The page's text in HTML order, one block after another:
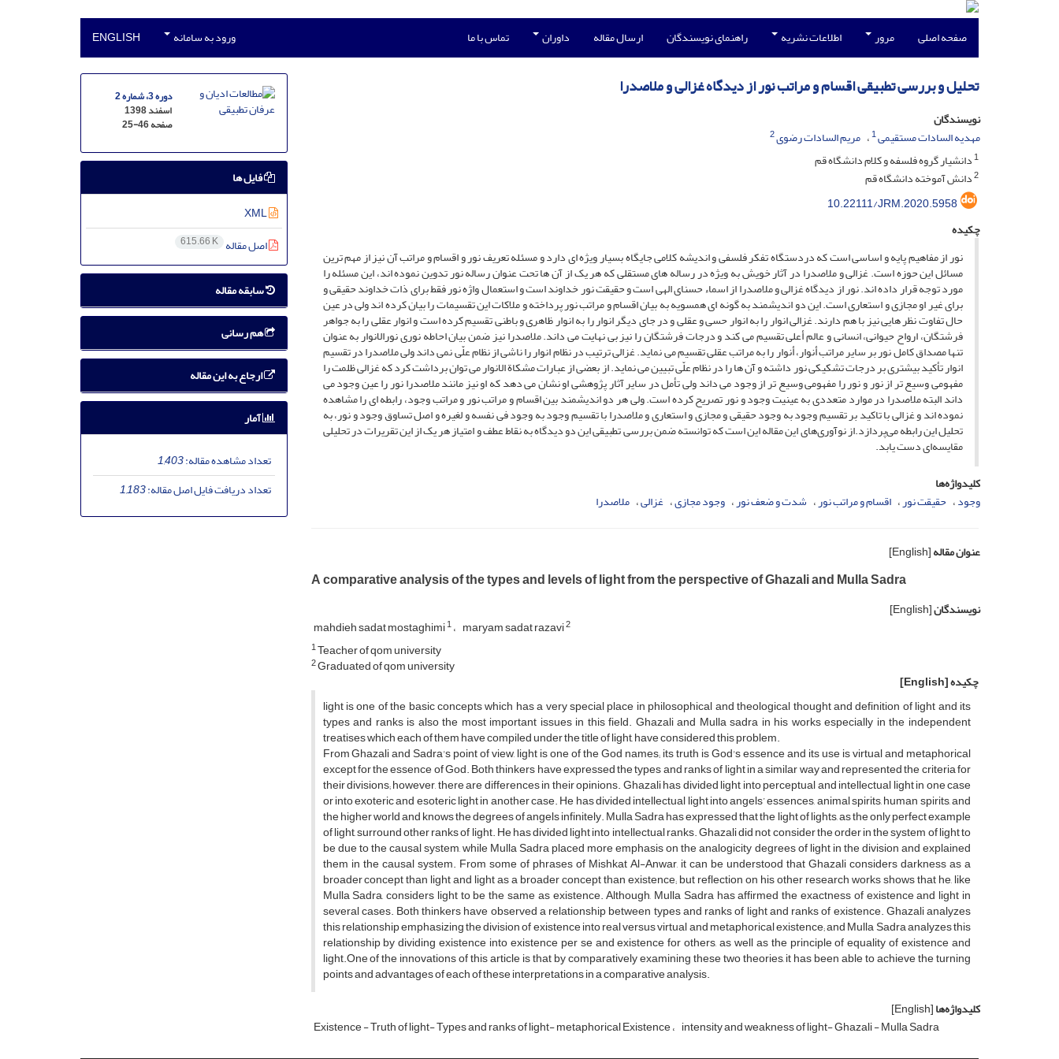
صفحه اصلی مرور اطلاعات نشریه راهنمای نویسندگان ارسال مقاله داوران تماس با ما ورود به سامانه ENGLISH
تحلیل و بررسی تطبیقی اقسام و مراتب نور از دیدگاه غزالی و ملاصدرا
نویسندگان
مهدیه السادات مستقیمی1 مریم السادات رضوی2
1دانشیار گروه فلسفه و کلام دانشگاه قم
2دانش آموخته دانشگاه قم
10.22111/JRM.2020.5958
چکیده
نور از مفاهیم پایه و اساسی است که دردستگاه تفکر فلسفی و اندیشه کلامی جایگاه بسیار ویژه ای دارد و مسئله تعریف نور و اقسام و مراتب آن نیز از مهم ترین
مسائل این حوزه است. غزالی و ملاصدرا در آثار خویش به ویژه در رساله های مستقلی که هر یک از آن ها تحت عنوان رساله نور تدوین نموده اند، این مسئله را
مورد توجه قرار داده اند. نور از دیدگاه غزالی و ملاصدرا از اسماء حسنای الهی است و حقیقت نور خداوند است و استعمال واژه نور فقط برای ذات خداوند حقیقی و
برای غیر او مجازی و استعاری است. این دو اندیشمند به گونه ای همسویه به بیان اقسام و مراتب نور پرداخته‌ و ملاکات این تقسیمات را بیان کرده اند ولی در عین
حال تفاوت نظر هایی نیز با هم دارند. غزالی انوار را به انوار حسی و عقلی و در جای دیگر انوار را به انوار ظاهری و باطنی تقسیم کرده است و انوار عقلی را به جواهر
فرشتگان، ارواح حیوانی، انسانی و عالم أعلی تقسیم می کند و درجات فرشتگان را نیز بی نهایت می داند. ملاصدرا نیز ضمن بیان احاطه نوری نورالانوار به عنوان
تنها مصداق کامل نور بر سایر مراتب أنوار، أنوار را به مراتب عقلی تقسیم می نماید. غزالی ترتیب در نظام انوار را ناشی از نظام علّی نمی داند ولی ملاصدرا در تقسیم
انوار تأکید بیشتری بر درجات تشکیکی نور داشته و آن ها را در نظام علّی تبیین می نماید. از بعضی از عبارات مشکاة الانوار می توان برداشت کرد که غزالی ظلمت را
مفهومی وسیع تر از نور و نور را مفهومی وسیع تر از وجود می داند ولی تأمل در سایر آثار پژوهشی او نشان می دهد که او نیز مانند ملاصدرا نور را عین وجود می
داند البته ملاصدرا در موارد متعددی به عینیت وجود و نور تصریح کرده است. ولی هر دو اندیشمند بین اقسام و مراتب نور و مراتب وجود، رابطه ای را مشاهده
نموده اند و غزالی با تاکید بر تقسیم وجود به وجود حقیقی و مجازی و استعاری و ملاصدرا با تقسیم وجود به وجود فی نفسه و لغیره و اصل تساوق وجود و نور، به
تحلیل این رابطه می‌پردازد.از نوآوری‌های این مقاله این است که توانسته ضمن بررسی تطبیقی این دو دیدگاه به نقاط عطف و امتیاز هر یک از این تقریرات در تحلیلی
مقایسه‌ای دست یابد.
کلیدواژه‌ها
وجود حقیقت نور اقسام و مراتب نور شدت و ضعف نور وجود مجازی غزالی ملاصدرا
عنوان مقاله[English]
A comparative analysis of the types and levels of light from the perspective of Ghazali and Mulla Sadra
نویسندگان[English]
mahdieh sadat mostaghimi1 maryam sadat razavi2
1Teacher of qom university
2Graduated of qom university
چکیده[English]
light is one of the basic concepts which has a very special place in philosophical and theological thought and definition of light and its
types and ranks is also the most important issues in this field. Ghazali and Mulla sadra in his works especially in the independent
treatises which each of them have compiled under the title of light, have considered this problem.
From Ghazali and Sadra's point of view, light is one of the God names; its truth is God's essence and its use is virtual and metaphorical
except for the essence of God. Both thinkers have expressed the types and ranks of light in a similar way and represented the criteria for
their divisions; however, there are differences in their opinions. Ghazali has divided light into perceptual and intellectual light in one case
or into exoteric and esoteric light in another case. He has divided intellectual light into angels’ essences, animal spirits, human spirits, and
the higher world and knows the degrees of angels infinitely. Mulla Sadra has expressed that the light of lights, as the only perfect example
of light, surround other ranks of light. He has divided light into intellectual ranks. Ghazali did not consider the order in the system of light to
be due to the causal system, while Mulla Sadra placed more emphasis on the analogicity degrees of light in the division and explained
them in the causal system. From some of phrases of Mishkat Al-Anwar, it can be understood that Ghazali considers darkness as a
broader concept than light and light as a broader concept than existence; but reflection on his other research works shows that he, like
Mulla Sadra, considers light to be the same as existence. Although, Mulla Sadra has affirmed the exactness of existence and light in
several cases. Both thinkers have observed a relationship between types and ranks of light and ranks of existence. Ghazali analyzes
this relationship emphasizing the division of existence into real versus virtual and metaphorical existence; and Mulla Sadra analyzes this
relationship by dividing existence into existence per se and existence for others, as well as the principle of equality of existence and
light.One of the innovations of this article is that by comparatively examining these two theories, it has been able to achieve the turning
points and advantages of each of these interpretations in a comparative analysis.
کلیدواژه‌ها[English]
Existence - Truth of light- Types and ranks of light- metaphorical Existence intensity and weakness of light- Ghazali - Mulla Sadra
دوره 3، شماره 2
اسفند 1398
صفحه25-46
فایل ها
XML
اصل مقاله 615.66 K
سابقه مقاله
هم رسانی
ارجاع به این مقاله
آمار
تعداد مشاهده مقاله:1,403
تعداد دریافت فایل اصل مقاله:1,183